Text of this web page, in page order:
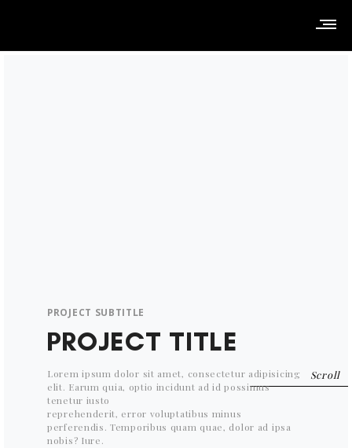
PROJECT SUBTITLE
PROJECT TITLE
Lorem ipsum dolor sit amet, consectetur adipisicing
elit. Earum quia, optio incidunt ad id possimus
tenetur iusto
reprehenderit, error voluptatibus minus
perferendis. Temporibus quam quae, dolor ad ipsa
nobis? Iure.